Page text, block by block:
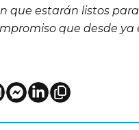
que estarán listos
que desde